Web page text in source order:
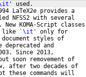
' used.
LaTeX2e provides a
NFSS2 with several
New KOMA-Script classes
`
\it ' only for
styles of
deprecated and
Since 2013,
soon removement of
after two decades of
these commands will